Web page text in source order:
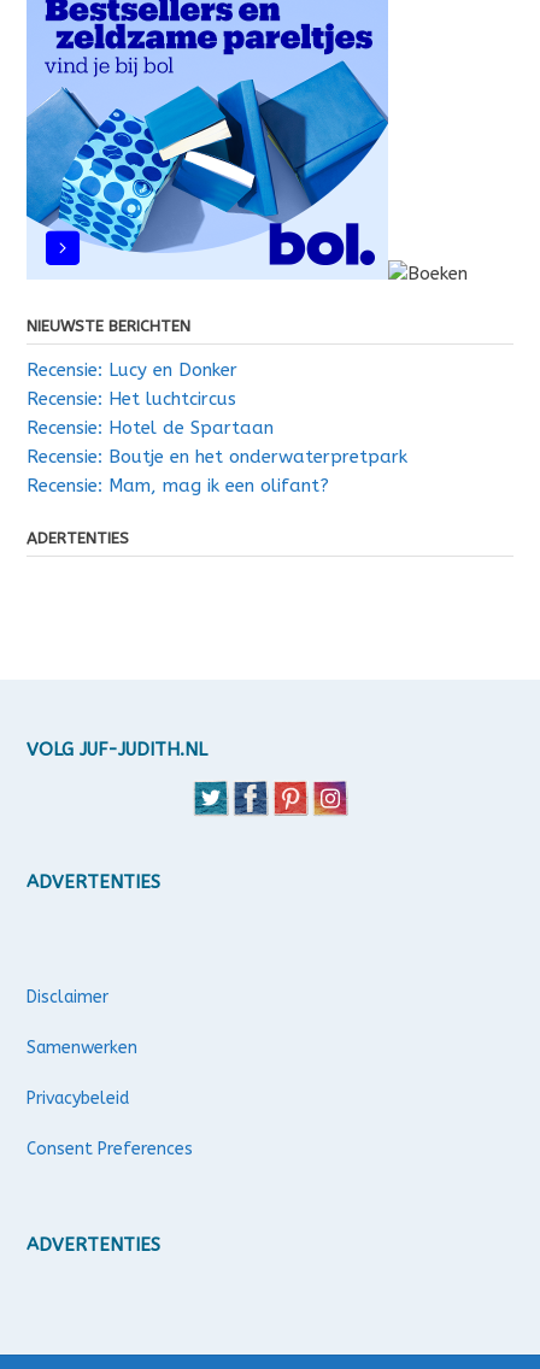
NIEUWSTE BERICHTEN
Recensie: Lucy en Donker
Recensie: Het luchtcircus
Recensie: Hotel de Spartaan
Recensie: Boutje en het onderwaterpretpark
Recensie: Mam, mag ik een olifant?
ADERTENTIES
VOLG JUF-JUDITH.NL
ADVERTENTIES
Disclaimer
Samenwerken
Privacybeleid
Consent Preferences
ADVERTENTIES